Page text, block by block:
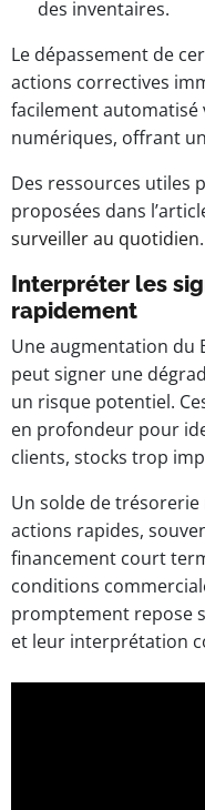
des inventaires.
Le dépassement de
actions correctives
facilement automatisé
numériques, offrant
Des ressources utiles
proposées dans
surveiller au quotidien.
Interpréter les
rapidement
Une augmentation du
peut signer une
un risque potentiel.
en profondeur pour
clients, stocks trop
Un solde de trésorerie
actions rapides,
financement court
conditions
promptement repose
et leur interprétation